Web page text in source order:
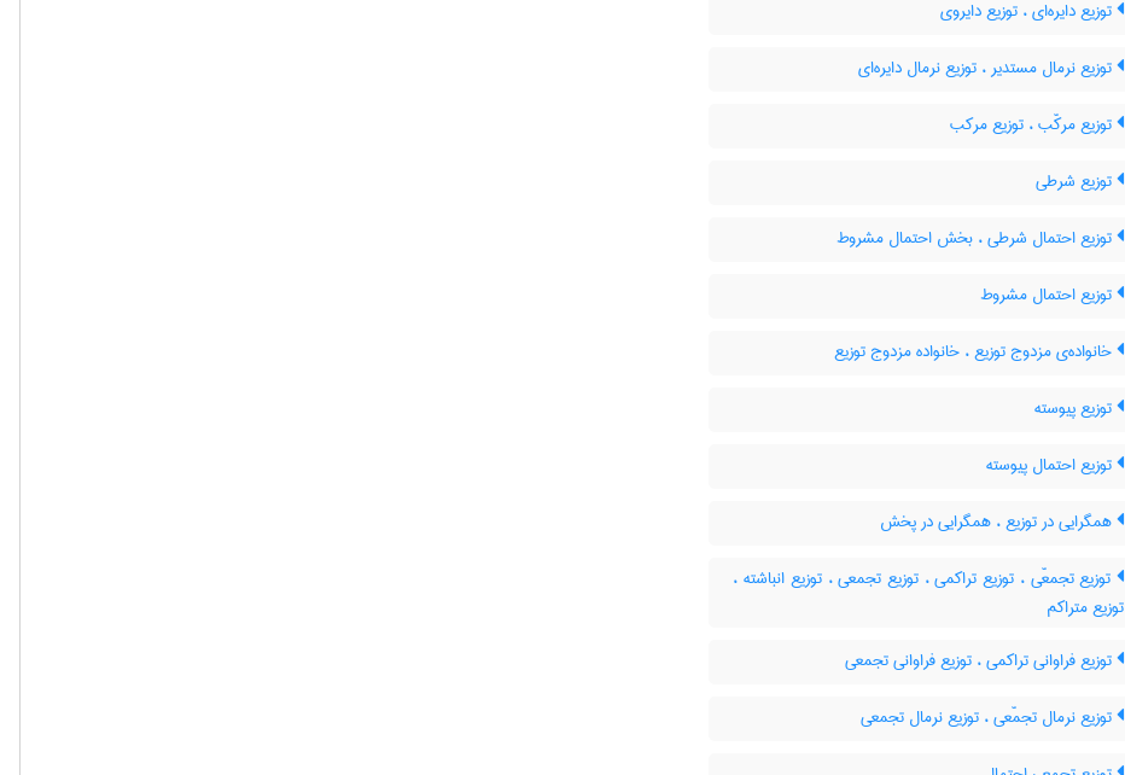
توزیع دایره‌ای ، توزیع دایروی
توزیع نرمال مستدیر ، توزیع نرمال دایره‌ای
توزیع مرکّب ، توزیع مرکب
توزیع شرطی
توزیع احتمال شرطی ، بخش احتمال مشروط
توزیع احتمال مشروط
خانواده‌ی مزدوج توزیع ، خانواده مزدوج توزیع
توزیع پیوسته
توزیع احتمال پیوسته
همگرایی در توزیع ، همگرایی در پخش
توزیع تجمعّی ، توزیع تراکمی ، توزیع تجمعی ، توزیع انباشته ،
توزیع متراکم
توزیع فراوانی تراکمی ، توزیع فراوانی تجمعی
توزیع نرمال تجمّعی ، توزیع نرمال تجمعی